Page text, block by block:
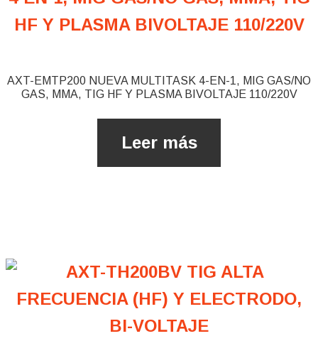
AXT-EMTP200 NUEVA MULTITASK 4-EN-1, MIG GAS/NO
GAS, MMA, TIG HF Y PLASMA BIVOLTAJE 110/220V
Leer más